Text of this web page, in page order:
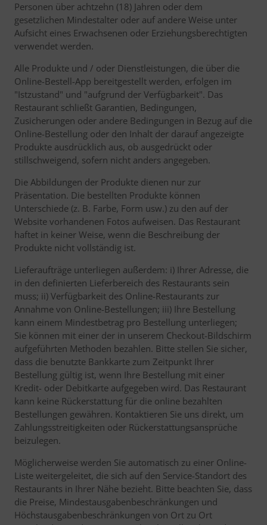
Personen über achtzehn (18) Jahren oder dem
gesetzlichen Mindestalter oder auf andere Weise unter
Aufsicht eines Erwachsenen oder Erziehungsberechtigten
verwendet werden.
Alle Produkte und / oder Dienstleistungen, die über die
Online-Bestell-App bereitgestellt werden, erfolgen im
"Istzustand" und "aufgrund der Verfügbarkeit". Das
Restaurant schließt Garantien, Bedingungen,
Zusicherungen oder andere Bedingungen in Bezug auf die
Online-Bestellung oder den Inhalt der darauf angezeigte
Produkte ausdrücklich aus, ob ausgedrückt oder
stillschweigend, sofern nicht anders angegeben.
Die Abbildungen der Produkte dienen nur zur
Präsentation. Die bestellten Produkte können
Unterschiede (z. B. Farbe, Form usw.) zu den auf der
Website vorhandenen Fotos aufweisen. Das Restaurant
haftet in keiner Weise, wenn die Beschreibung der
Produkte nicht vollständig ist.
Lieferaufträge unterliegen außerdem: i) Ihrer Adresse, die
in den definierten Lieferbereich des Restaurants sein
muss; ii) Verfügbarkeit des Online-Restaurants zur
Annahme von Online-Bestellungen; iii) Ihre Bestellung
kann einem Mindestbetrag pro Bestellung unterliegen;
Sie können mit einer der in unserem Checkout-Bildschirm
aufgeführten Methoden bezahlen. Bitte stellen Sie sicher,
dass die benutzte Bankkarte zum Zeitpunkt Ihrer
Bestellung gültig ist, wenn Ihre Bestellung mit einer
Kredit- oder Debitkarte aufgegeben wird. Das Restaurant
kann keine Rückerstattung für die online bezahlten
Bestellungen gewähren. Kontaktieren Sie uns direkt, um
Zahlungsstreitigkeiten oder Rückerstattungsansprüche
beizulegen.
Möglicherweise werden Sie automatisch zu einer Online-
Liste weitergeleitet, die sich auf den Service-Standort des
Restaurants in Ihrer Nähe bezieht. Bitte beachten Sie, dass
die Preise, Mindestausgabenbeschränkungen und
Höchstausgabenbeschränkungen von Ort zu Ort